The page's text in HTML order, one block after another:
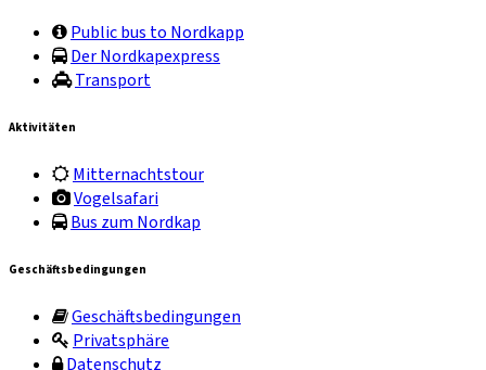
Public bus to Nordkapp
Der Nordkapexpress
Transport
Aktivitäten
Mitternachtstour
Vogelsafari
Bus zum Nordkap
Geschäftsbedingungen
Geschäftsbedingungen
Privatsphäre
Datenschutz